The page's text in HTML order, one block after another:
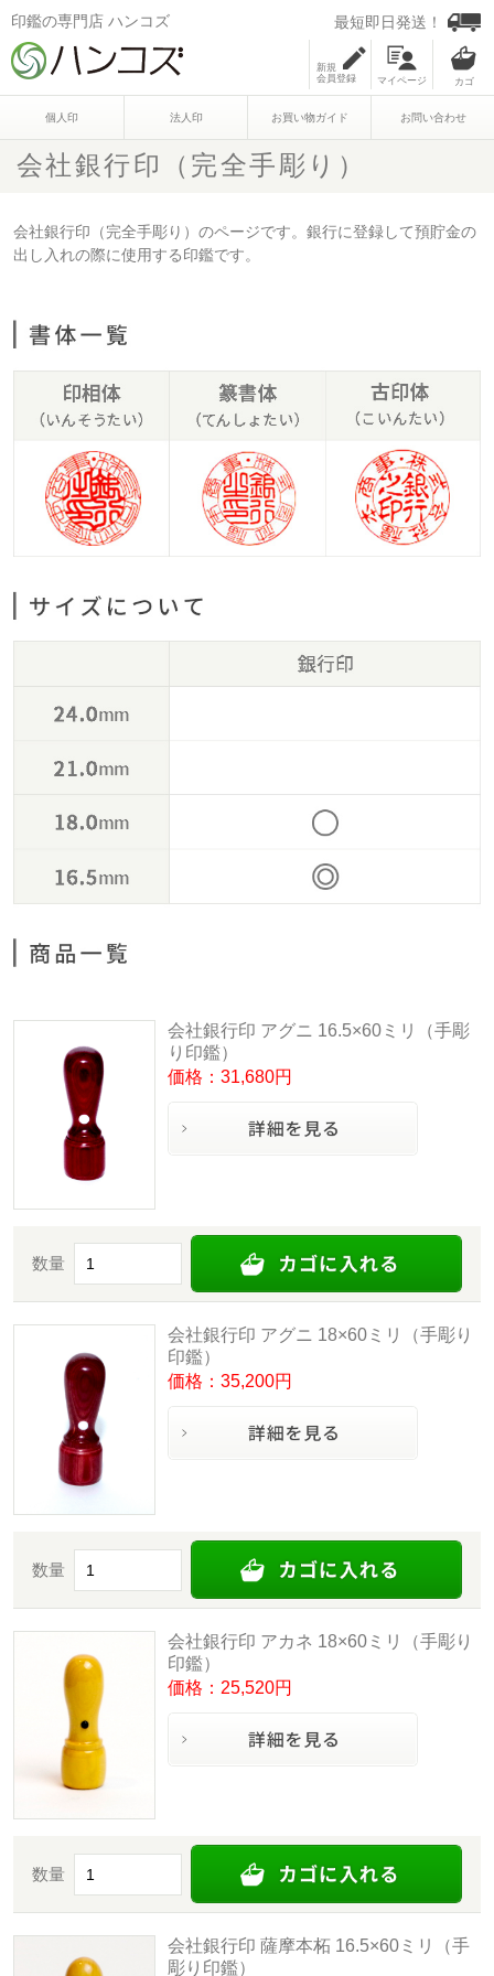
印鑑の専門店 ハンコズ 最短即日発送！
新規
会員登録
マイページ
個人印 法人印 お買い物ガイド お問い合わせ
会社銀行印（完全手彫り）
会社銀行印（完全手彫り）のページです。銀行に登録して預貯金の
出し入れの際に使用する印鑑です。
会社銀行印 アグニ 16.5×60ミリ（手彫
り印鑑）
価格：31,680円
数量
会社銀行印 アグニ 18×60ミリ（手彫り
印鑑）
価格：35,200円
数量
会社銀行印 アカネ 18×60ミリ（手彫り
印鑑）
価格：25,520円
数量
会社銀行印 薩摩本柘 16.5×60ミリ（手
彫り印鑑）